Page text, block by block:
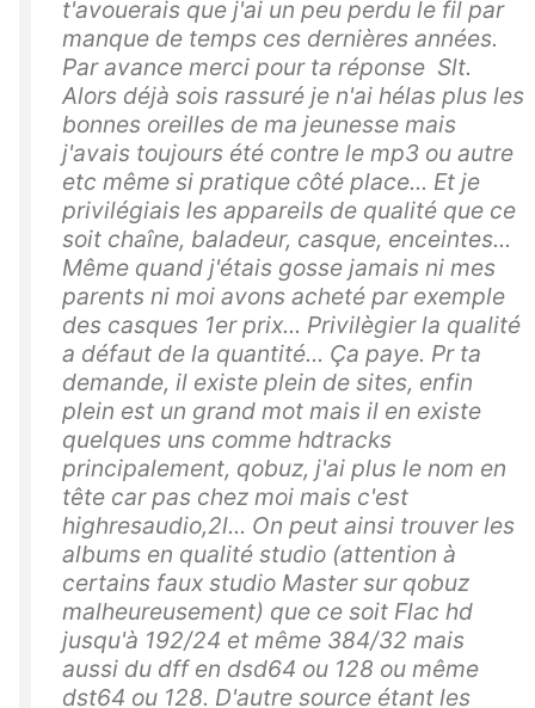
t'avouerais que j'ai un peu perdu le fil par
manque de temps ces dernières années.
Par avance merci pour ta réponse Slt.
Alors déjà sois rassuré je n'ai hélas plus les
bonnes oreilles de ma jeunesse mais
j'avais toujours été contre le mp3 ou autre
etc même si pratique côté place... Et je
privilégiais les appareils de qualité que ce
soit chaîne, baladeur, casque, enceintes...
Même quand j'étais gosse jamais ni mes
parents ni moi avons acheté par exemple
des casques 1er prix... Privilègier la qualité
a défaut de la quantité... Ça paye. Pr ta
demande, il existe plein de sites, enfin
plein est un grand mot mais il en existe
quelques uns comme hdtracks
principalement, qobuz, j'ai plus le nom en
tête car pas chez moi mais c'est
highresaudio,2l... On peut ainsi trouver les
albums en qualité studio (attention à
certains faux studio Master sur qobuz
malheureusement) que ce soit Flac hd
jusqu'à 192/24 et même 384/32 mais
aussi du dff en dsd64 ou 128 ou même
dst64 ou 128. D'autre source étant les